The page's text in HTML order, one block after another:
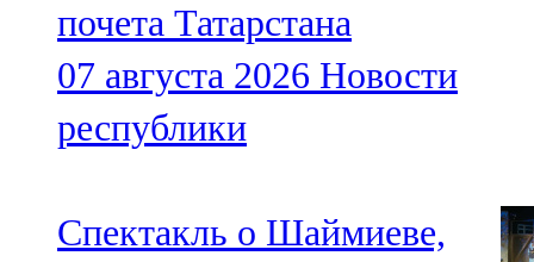
почета Татарстана
07 августа 2026 Новости
республики
Спектакль о Шаймиеве,